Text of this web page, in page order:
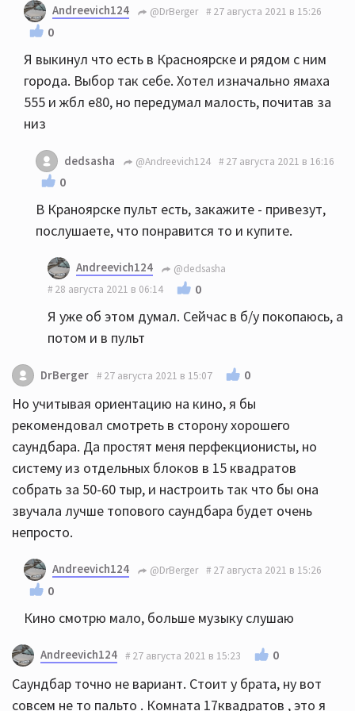
Andreevich124 @DrBerger 27 августа 2021 в 15:26
0
Я выкинул что есть в Красноярске и рядом с ним
города. Выбор так себе. Хотел изначально ямаха
555 и жбл е80, но передумал малость, почитав за
низ
dedsasha @Andreevich124 27 августа 2021 в 16:16
0
В Краноярске пульт есть, закажите - привезут,
послушаете, что понравится то и купите.
Andreevich124
@dedsasha
28 августа 2021 в 06:14
0
Я уже об этом думал. Сейчас в б/у покопаюсь, а
потом и в пульт
DrBerger 27 августа 2021 в 15:07 0
Но учитывая ориентацию на кино, я бы
рекомендовал смотреть в сторону хорошего
саундбара. Да простят меня перфекционисты, но
систему из отдельных блоков в 15 квадратов
собрать за 50-60 тыр, и настроить так что бы она
звучала лучше топового саундбара будет очень
непросто.
Andreevich124 @DrBerger 27 августа 2021 в 15:26
0
Кино смотрю мало, больше музыку слушаю
Andreevich124 27 августа 2021 в 15:23 0
Саундбар точно не вариант. Стоит у брата, ну вот
совсем не то пальто . Комната 17квадратов , это я